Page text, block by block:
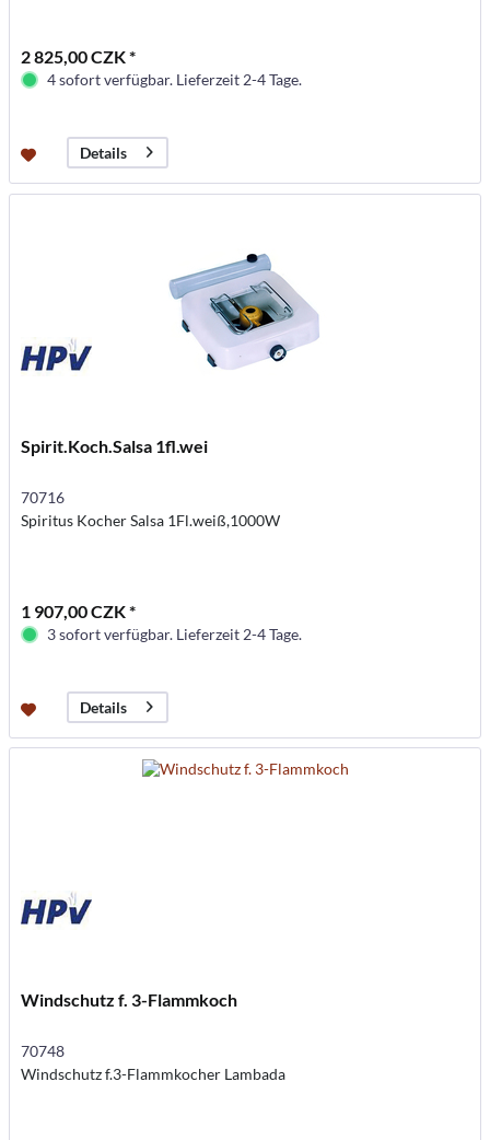
2 825,00 CZK *
4 sofort verfügbar. Lieferzeit 2-4 Tage.
Details
Spirit.Koch.Salsa 1fl.wei
70716
Spiritus Kocher Salsa 1Fl.weiß,1000W
1 907,00 CZK *
3 sofort verfügbar. Lieferzeit 2-4 Tage.
Details
Windschutz f. 3-Flammkoch
70748
Windschutz f.3-Flammkocher Lambada